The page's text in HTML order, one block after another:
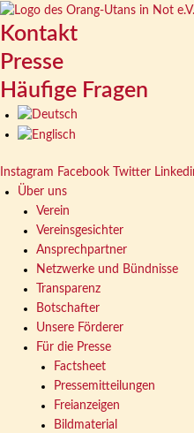
Zum
Inhalt
Kontakt
Presse
Häufige Fragen
Instagram Facebook Twitter
Über uns
Verein
Vereinsgesichter
Ansprechpartner
Netzwerke und Bündnisse
Transparenz
Botschafter
Unsere Förderer
Für die Presse
Factsheet
Pressemitteilungen
Freianzeigen
Bildmaterial
Beitragsnavigation